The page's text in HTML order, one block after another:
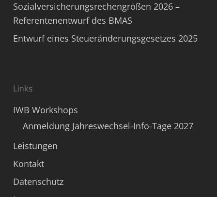
Sozialversicherungsrechengrößen 2026 –
Referentenentwurf des BMAS
Entwurf eines Steueränderungsgesetzes 2025
Links
IWB Workshops
Anmeldung Jahreswechsel-Info-Tage 2027
Leistungen
Kontakt
Datenschutz